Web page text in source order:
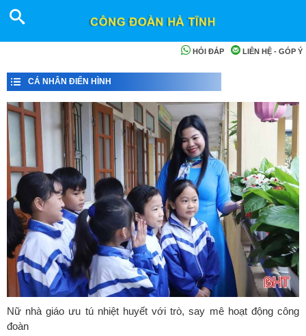
LIÊN HỆ - GÓP Ý
HỎI ĐÁP
CÁ NHÂN ĐIỂN HÌNH
Nữ nhà giáo ưu tú nhiệt huyết với trò, say mê hoạt động công
đoàn